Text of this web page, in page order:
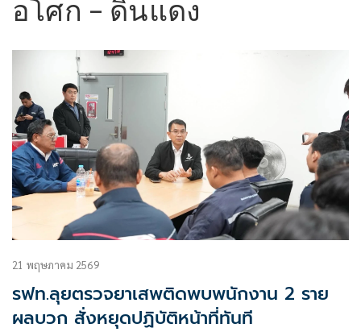
อโศก – ดินแดง
21 พฤษภาคม 2569
รฟท.ลุยตรวจยาเสพติดพบพนักงาน 2 ราย
ผลบวก สั่งหยุดปฏิบัติหน้าที่ทันที